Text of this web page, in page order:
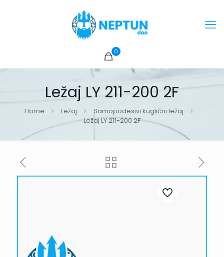
0
Ležaj LY 211-200 2F
Home Ležaj
Samopodesivi kuglični ležaj
Ležaj LY 211-200 2F